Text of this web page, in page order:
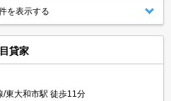
を表示する
貸家
/東大和市駅 徒歩11分